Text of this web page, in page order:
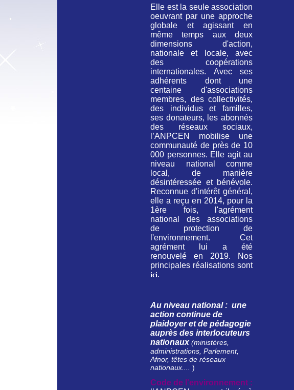
Elle est la seule association
oeuvrant par une approche
globale et agissant en
même temps aux deux
dimensions d'action,
nationale et locale, avec
des coopérations
internationales. Avec ses
adhérents dont une
centaine d'associations
membres, des collectivités,
des individus et familles,
ses donateurs, les abonnés
des réseaux sociaux,
l’ANPCEN mobilise une
communauté de près de 10
000 personnes. Elle agit au
niveau national comme
local, de manière
désintéressée et bénévole.
Reconnue d'intérêt général,
elle a reçu en 2014, pour la
1ère fois, l'agrément
national des associations
de protection de
l'environnement. Cet
agrément lui a été
renouvelé en 2019. Nos
principales réalisations sont
ici.
Au niveau national : une
action continue de
plaidoyer et de pédagogie
auprès des interlocuteurs
nationaux(ministères,
administrations, Parlement,
Afnor, têtes de réseaux
nationaux....
)
Code de l'environnement :